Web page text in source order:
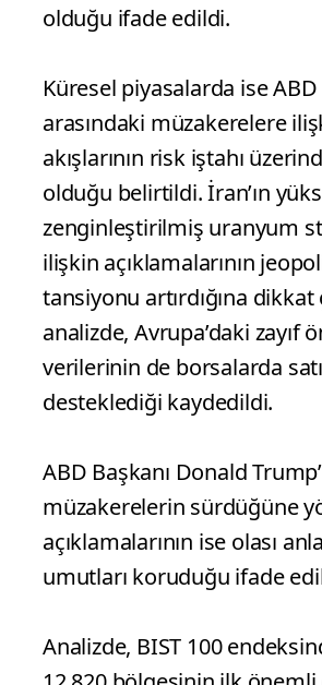
olduğu ifade edildi.
Küresel piyasalarda ise
arasındaki müzakerelere
akışlarının risk iştahı
olduğu belirtildi. İran’ın
zenginleştirilmiş uranyum
ilişkin açıklamalarının
tansiyonu artırdığına
analizde, Avrupa’daki zayıf
verilerinin de borsalarda
desteklediği kaydedildi.
ABD Başkanı Donald
müzakerelerin sürdüğüne
açıklamalarının ise olası
umutları koruduğu ifade
Analizde, BIST 100